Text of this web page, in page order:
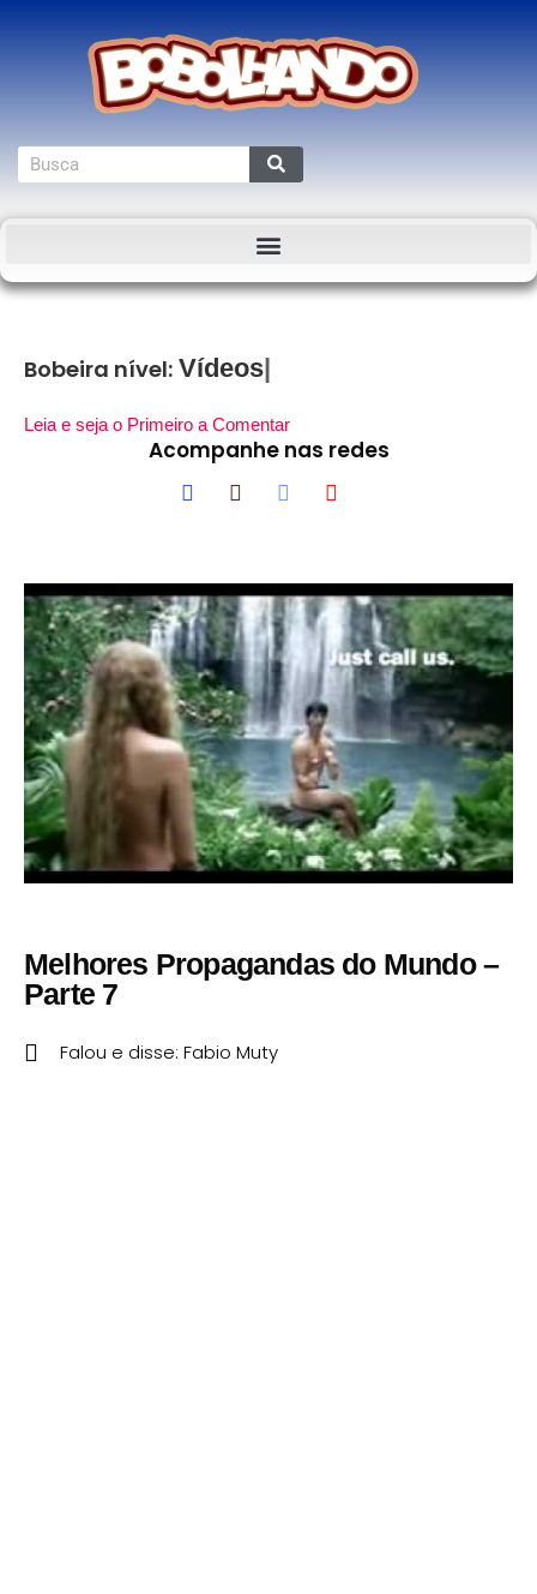
Bobeira nível:
Leia e seja o Primeiro a Comentar
Acompanhe nas redes
Melhores Propagandas do Mundo –
Parte 7
Falou e disse: Fabio Muty